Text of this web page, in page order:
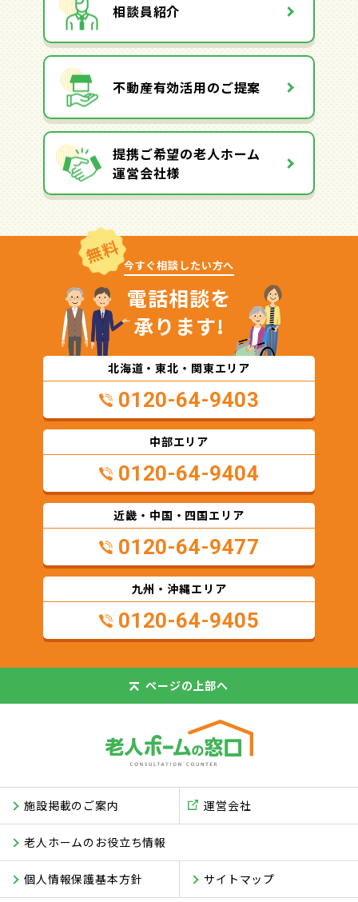
相談員紹介
不動産有効活用のご提案
提携ご希望の老人ホーム
運営会社様
無料 今すぐ相談したい方へ
電話相談を
承ります!
北海道・東北・関東エリア
0120-64-9403
中部エリア
0120-64-9404
近畿・中国・四国エリア
0120-64-9477
九州・沖縄エリア
0120-64-9405
ページの 上部へ
施設掲載のご案内
老人ホームのお役立ち情報
サイトマップ
運営会社
個人情報保護基本方針